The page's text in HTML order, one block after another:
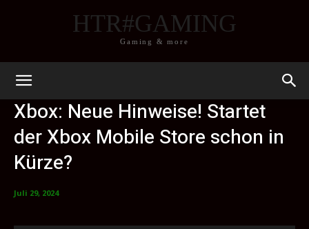
HTR#GAMING
Gaming & more
Xbox: Neue Hinweise! Startet
der Xbox Mobile Store schon in
Kürze?
Juli 29, 2024